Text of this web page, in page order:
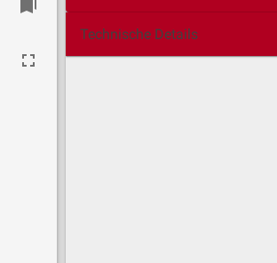
Technische Details